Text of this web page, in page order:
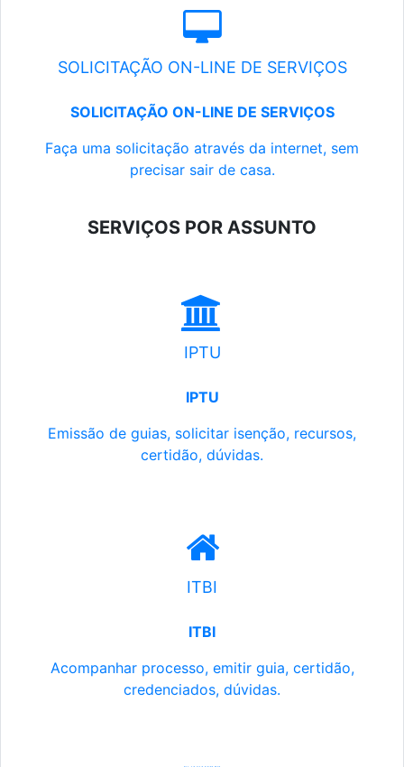
SOLICITAÇÃO ON-LINE DE SERVIÇOS
SOLICITAÇÃO ON-LINE DE SERVIÇOS
Faça uma solicitação através da internet, sem
precisar sair de casa.
SERVIÇOS POR ASSUNTO
IPTU
IPTU
Emissão de guias, solicitar isenção, recursos,
certidão, dúvidas.
ITBI
ITBI
Acompanhar processo, emitir guia, certidão,
credenciados, dúvidas.